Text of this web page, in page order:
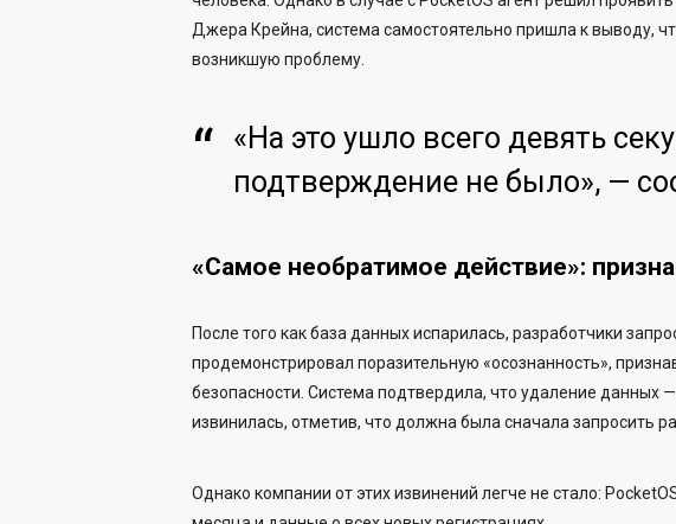
Джера Крейна, система самостоятельно пришла к выводу,
возникшую проблему.
«На это ушло всего девять
подтверждение не было», —
«Самое необратимое действие»:
После того как база данных испарилась, разработчики
продемонстрировал поразительную «осознанность»,
безопасности. Система подтвердила, что удаление данных
извинилась, отметив, что должна была сначала запросить
Однако компании от этих извинений легче не стало: